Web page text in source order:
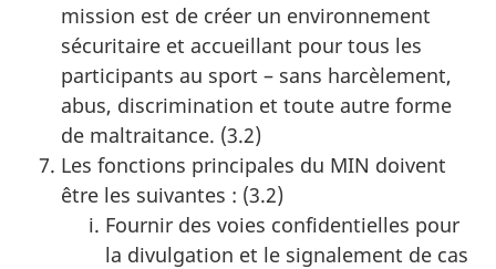
mission est de créer un environnement
sécuritaire et accueillant pour tous les
participants au sport – sans harcèlement,
abus, discrimination et toute autre forme
de maltraitance. (3.2)
Les fonctions principales du MIN doivent
être les suivantes : (3.2)
Fournir des voies confidentielles pour
la divulgation et le signalement de cas